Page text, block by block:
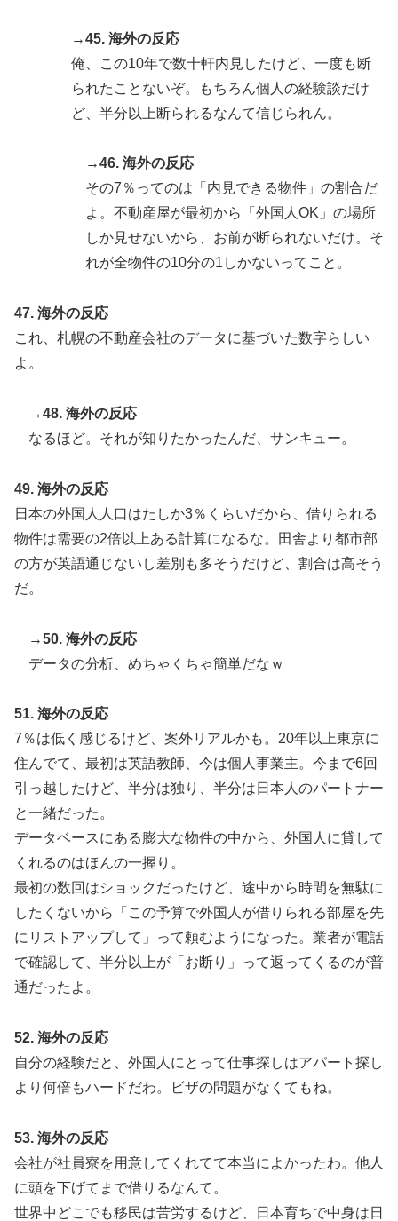
→45. 海外の反応
俺、この10年で数十軒内見したけど、一度も断
られたことないぞ。もちろん個人の経験談だけ
ど、半分以上断られるなんて信じられん。
→46. 海外の反応
その7％ってのは「内見できる物件」の割合だ
よ。不動産屋が最初から「外国人OK」の場所
しか見せないから、お前が断られないだけ。そ
れが全物件の10分の1しかないってこと。
47. 海外の反応
これ、札幌の不動産会社のデータに基づいた数字らしい
よ。
→48. 海外の反応
なるほど。それが知りたかったんだ、サンキュー。
49. 海外の反応
日本の外国人人口はたしか3％くらいだから、借りられる
物件は需要の2倍以上ある計算になるな。田舎より都市部
の方が英語通じないし差別も多そうだけど、割合は高そう
だ。
→50. 海外の反応
データの分析、めちゃくちゃ簡単だなｗ
51. 海外の反応
7％は低く感じるけど、案外リアルかも。20年以上東京に
住んでて、最初は英語教師、今は個人事業主。今まで6回
引っ越したけど、半分は独り、半分は日本人のパートナー
と一緒だった。
データベースにある膨大な物件の中から、外国人に貸して
くれるのはほんの一握り。
最初の数回はショックだったけど、途中から時間を無駄に
したくないから「この予算で外国人が借りられる部屋を先
にリストアップして」って頼むようになった。業者が電話
で確認して、半分以上が「お断り」って返ってくるのが普
通だったよ。
52. 海外の反応
自分の経験だと、外国人にとって仕事探しはアパート探し
より何倍もハードだわ。ビザの問題がなくてもね。
53. 海外の反応
会社が社員寮を用意してくれてて本当によかったわ。他人
に頭を下げてまで借りるなんて。
世界中どこでも移民は苦労するけど、日本育ちで中身は日